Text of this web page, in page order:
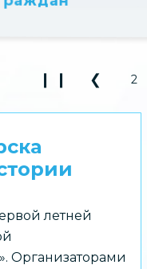
Play Pause
❙ ❙ ❮ 2
летней
Организаторами